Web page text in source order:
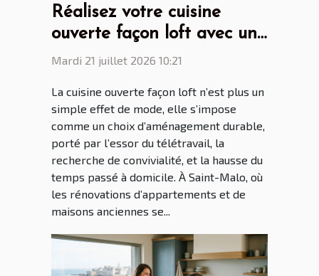
Réalisez votre cuisine
ouverte façon loft avec un
cuisiniste Saint Malo
Mardi 21 juillet 2026 10:21
La cuisine ouverte façon loft n’est plus un
simple effet de mode, elle s’impose
comme un choix d’aménagement durable,
porté par l’essor du télétravail, la
recherche de convivialité, et la hausse du
temps passé à domicile. À Saint-Malo, où
les rénovations d’appartements et de
maisons anciennes se...